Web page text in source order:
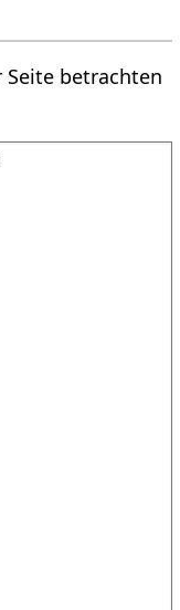
betrachten